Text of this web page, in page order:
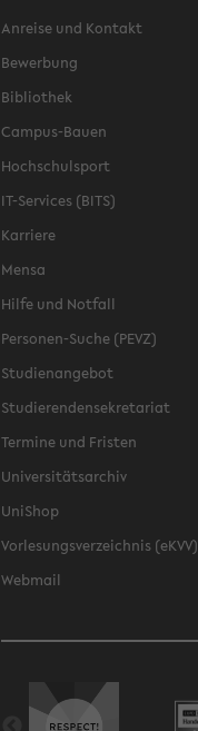
Anreise und Kontakt
Bewerbung
Bibliothek
Campus-Bauen
Hochschulsport
IT-Services (BITS)
Karriere
Mensa
Hilfe und Notfall
Personen-Suche (PEVZ)
Studienangebot
Studierendensekretariat
Termine und Fristen
Universitätsarchiv
UniShop
Vorlesungsverzeichnis (eKVV)
Webmail